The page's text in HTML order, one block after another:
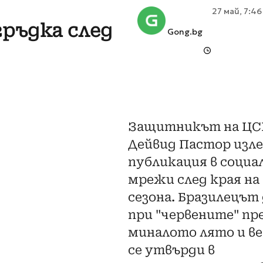
след
Gong.bg
27 май, 7:46
Защитникът на
Дейвид Пастор
публикация в
мрежи след края на
сезона. Бразилецът
при "червените"
миналото лято и
се утвърди в